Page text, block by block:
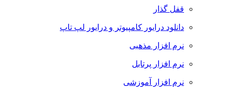
قفل گذار
دانلود درایور کامپیوتر و درایور لپ تاپ
نرم افزار مذهبی
نرم افزار پرتابل
نرم افزار آموزشی